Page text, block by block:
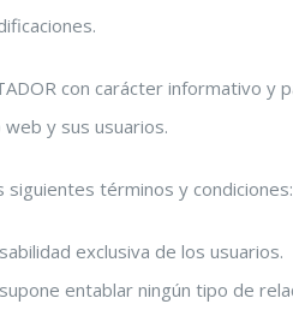
con carácter informativo
y sus usuarios.
términos y condiciones:
exclusiva de los usuarios.
entablar ningún tipo de